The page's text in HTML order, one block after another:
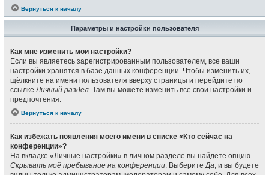
Вернуться к началу
Параметры и настройки пользователя
Как мне изменить мои настройки?
Если вы являетесь зарегистрированным пользователем, все ваши
настройки хранятся в базе данных конференции. Чтобы изменить их,
щёлкните на имени пользователя вверху страницы и перейдите по
ссылкеЛичный раздел. Там вы можете изменить все свои настройки и
предпочтения.
Вернуться к началу
Как избежать появления моего имени в списке «Кто сейчас на
конференции»?
На вкладке «Личные настройки» в личном разделе вы найдёте опцию
Скрывать моё пребывание на конференции. ВыберитеДа, и вы будете